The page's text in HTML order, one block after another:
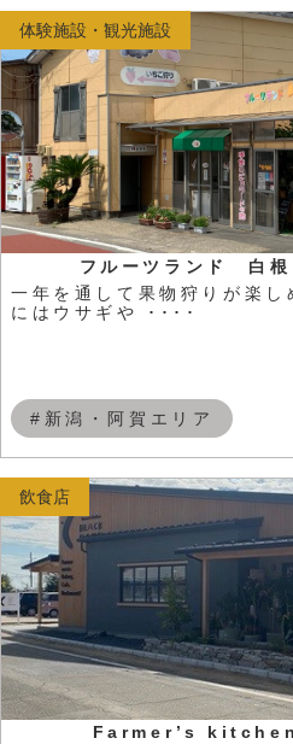
フルーツランド 白根
一年を通して果物狩りが楽し
にはウサギや ････
#新潟・阿賀エリア
体験施設・観光施設
Farmer’s
飲食店